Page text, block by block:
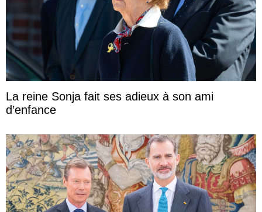
La reine Sonja fait ses adieux à son ami
d’enfance